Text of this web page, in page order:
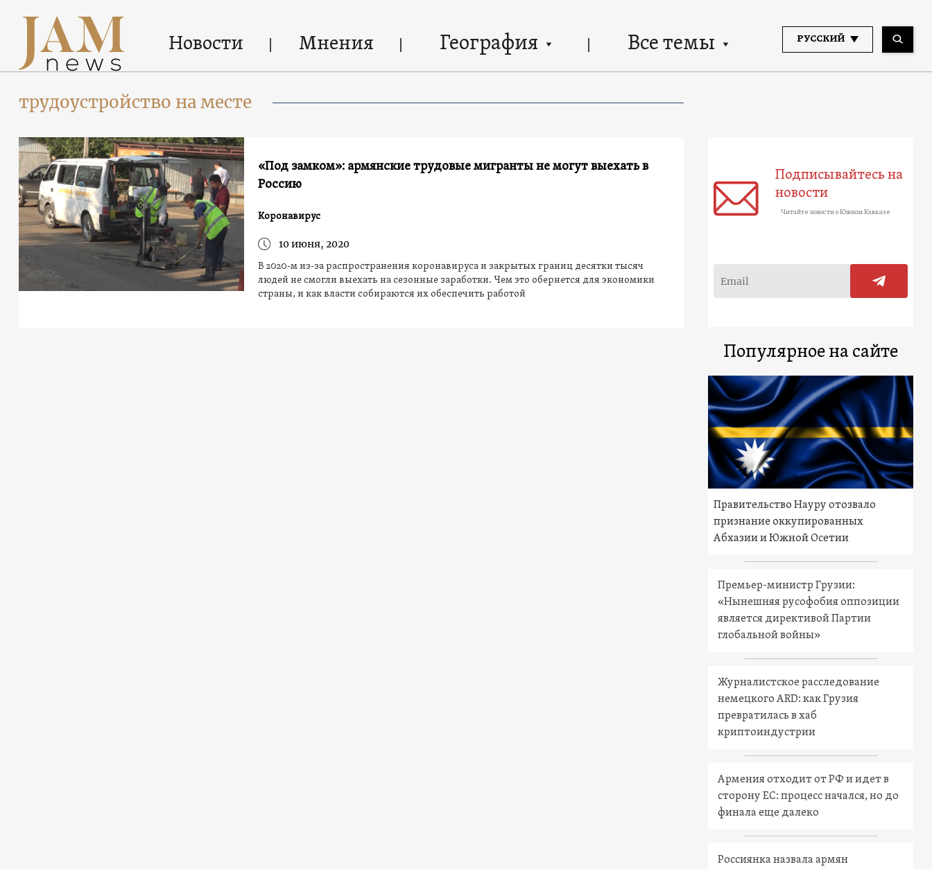
Новости Мнения География Все темы РУССКИЙ
трудоустройство на месте
«Под замком»: армянские трудовые мигранты не могут выехать в
Россию
Коронавирус
10 июня, 2020
В 2020-м из-за распространения коронавируса и закрытых границ десятки тысяч
людей не смогли выехать на сезонные заработки. Чем это обернется для экономики
страны, и как власти собираются их обеспечить работой
Подписывайтесь на
новости
Читайте новости о Южном Кавказе
Популярное на сайте
Правительство Науру отозвало
признание оккупированных
Абхазии и Южной Осетии
Премьер-министр Грузии:
«Нынешняя русофобия оппозиции
является директивой Партии
глобальной войны»
Журналистское расследование
немецкого ARD: как Грузия
превратилась в хаб
криптоиндустрии
Армения отходит от РФ и идет в
сторону ЕС: процесс начался, но до
финала еще далеко
Россиянка назвала армян